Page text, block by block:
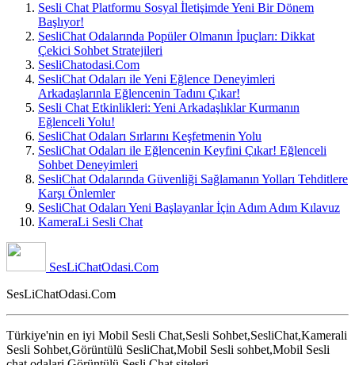
Sesli Chat Platformu Sosyal İletişimde Yeni Bir Dönem
Başlıyor!
SesliChat Odalarında Popüler Olmanın İpuçları: Dikkat
Çekici Sohbet Stratejileri
SesliChatodasi.Com
SesliChat Odaları ile Yeni Eğlence Deneyimleri
Arkadaşlarınla Eğlencenin Tadını Çıkar!
Sesli Chat Etkinlikleri: Yeni Arkadaşlıklar Kurmanın
Eğlenceli Yolu!
SesliChat Odaları Sırlarını Keşfetmenin Yolu
SesliChat Odaları ile Eğlencenin Keyfini Çıkar! Eğlenceli
Sohbet Deneyimleri
SesliChat Odalarında Güvenliği Sağlamanın Yolları Tehditlere
Karşı Önlemler
SesliChat Odaları Yeni Başlayanlar İçin Adım Adım Kılavuz
KameraLi Sesli Chat
SesLiChatOdasi.Com
SesLiChatOdasi.Com
Türkiye'nin en iyi Mobil Sesli Chat,Sesli Sohbet,SesliChat,Kamerali
Sesli Sohbet,Görüntülü SesliChat,Mobil Sesli sohbet,Mobil Sesli